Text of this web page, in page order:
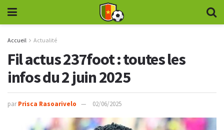
Accueil Actualité
Fil actus 237foot : toutes les
infos du 2 juin 2025
par Prisca Rasoarivelo 02/06/2025